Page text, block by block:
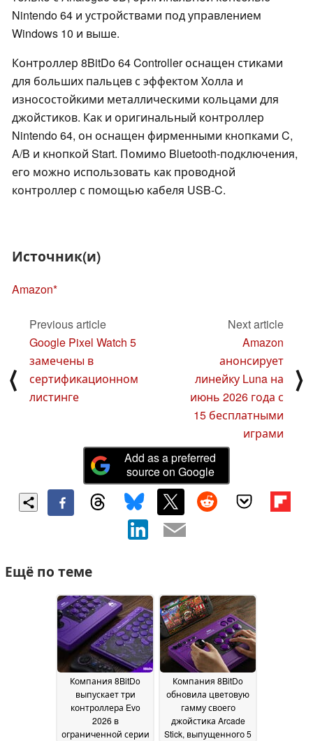
Nintendo 64 и устройствами под управлением
Windows 10 и выше.
Контроллер 8BitDo 64 Controller оснащен стиками
для больших пальцев с эффектом Холла и
износостойкими металлическими кольцами для
джойстиков. Как и оригинальный контроллер
Nintendo 64, он оснащен фирменными кнопками C,
A/B и кнопкой Start. Помимо Bluetooth-подключения,
его можно использовать как проводной
контроллер с помощью кабеля USB-C.
Источник(и)
Amazon
⟨
Previous article
Google Pixel Watch 5
замечены в
сертификационном
листинге
Next article
Amazon
анонсирует
линейку Luna на
июнь 2026 года с
15 бесплатными
играми
⟩
Add as a preferred
source on Google
Ещё по теме
Компания 8BitDo
выпускает три
контроллера Evo
2026 в
ограниченной серии
Компания 8BitDo
обновила цветовую
гамму своего
джойстика Arcade
Stick, выпущенного 5